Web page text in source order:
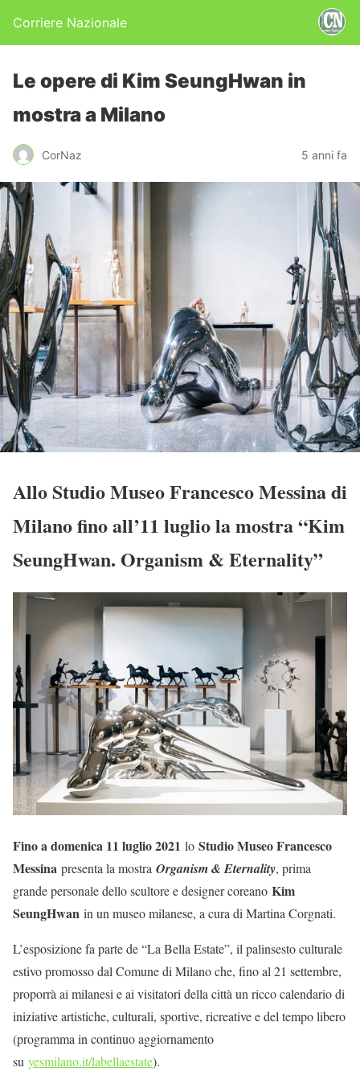
Corriere Nazionale
Le opere di Kim SeungHwan in
mostra a Milano
CorNaz 5 anni fa
Allo Studio Museo Francesco Messina di
Milano fino all’11 luglio la mostra “Kim
SeungHwan. Organism & Eternality”
Fino a domenica 11 luglio 2021 lo Studio Museo Francesco
Messina presenta la mostra Organism & Eternality, prima
grande personale dello scultore e designer coreano Kim
SeungHwan in un museo milanese, a cura di Martina Corgnati.
L’esposizione fa parte de “La Bella Estate”, il palinsesto culturale
estivo promosso dal Comune di Milano che, fino al 21 settembre,
proporrà ai milanesi e ai visitatori della città un ricco calendario di
iniziative artistiche, culturali, sportive, ricreative e del tempo libero
(programma in continuo aggiornamento
su yesmilano.it/labellaestate).